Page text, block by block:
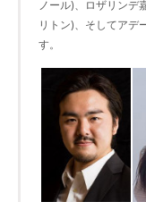
ノール)、ロザリンデ
リトン)、そしてアデ
す。